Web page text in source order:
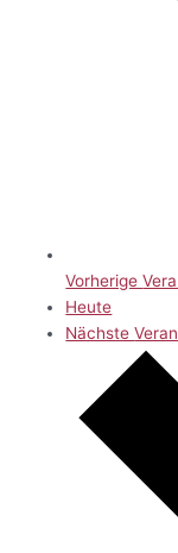
Vorherige
Heute
Nächste